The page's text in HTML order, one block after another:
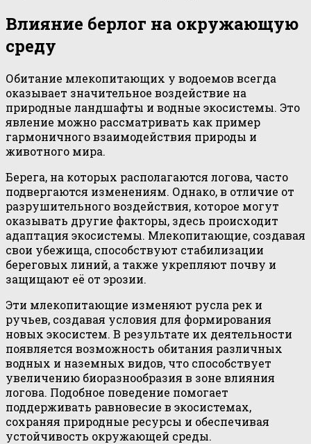
Влияние берлог на окружающую
среду
Обитание млекопитающих у водоемов всегда
оказывает значительное воздействие на
природные ландшафты и водные экосистемы. Это
явление можно рассматривать как пример
гармоничного взаимодействия природы и
животного мира.
Берега, на которых располагаются логова, часто
подвергаются изменениям. Однако, в отличие от
разрушительного воздействия, которое могут
оказывать другие факторы, здесь происходит
адаптация экосистемы. Млекопитающие, создавая
свои убежища, способствуют стабилизации
береговых линий, а также укрепляют почву и
защищают её от эрозии.
Эти млекопитающие изменяют русла рек и
ручьев, создавая условия для формирования
новых экосистем. В результате их деятельности
появляется возможность обитания различных
водных и наземных видов, что способствует
увеличению биоразнообразия в зоне влияния
логова. Подобное поведение помогает
поддерживать равновесие в экосистемах,
сохраняя природные ресурсы и обеспечивая
устойчивость окружающей среды.